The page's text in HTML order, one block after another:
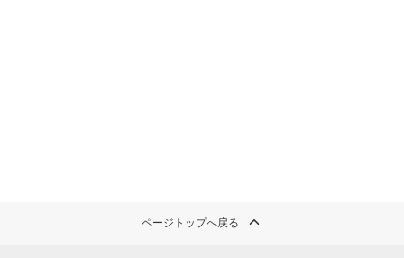
ページトップへ戻る